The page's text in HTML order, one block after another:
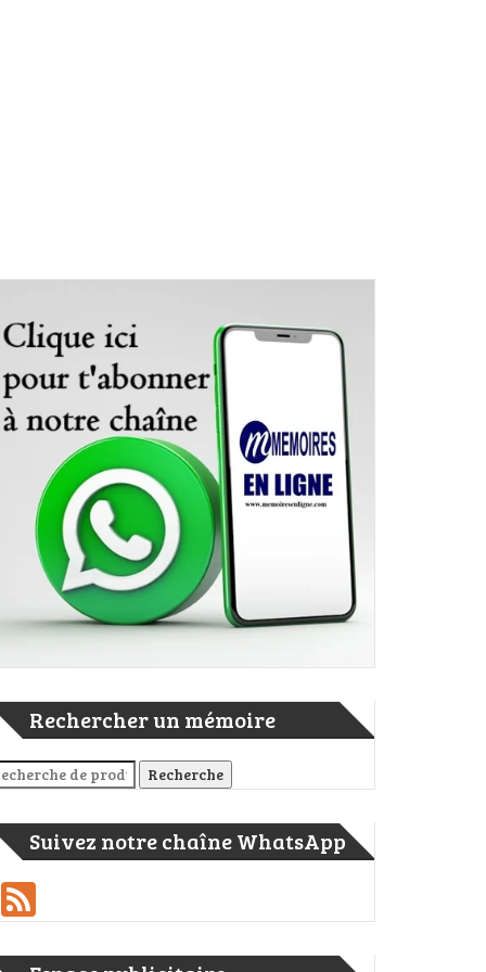
Rechercher un mémoire
pour : Recherche
Suivez notre chaîne WhatsApp